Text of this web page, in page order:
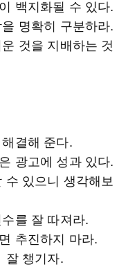
백지화될 수 있다.
명확히 구분하라.
것을 지배하는 것
결해 준다.
광고에 성과 있다.
있으니 생각해보
를 잘 따져라.
추진하지 마라.
잘 챙기자.